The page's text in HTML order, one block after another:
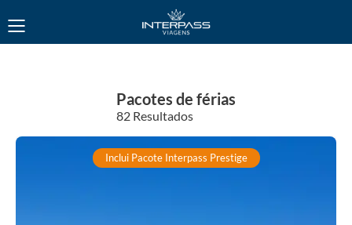
Pacotes de férias
82 Resultados
Inclui Pacote Interpass Prestige